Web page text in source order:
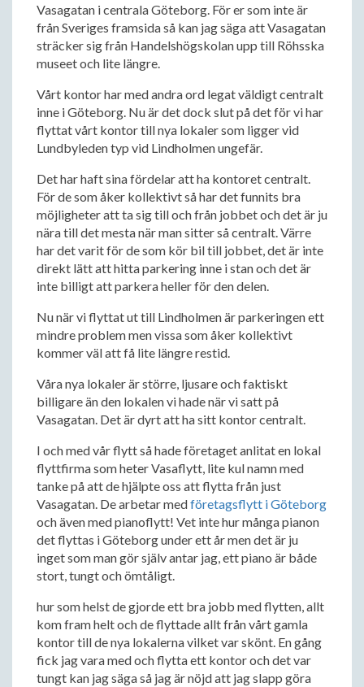
Vasagatan i centrala Göteborg. För er som inte är
från Sveriges framsida så kan jag säga att Vasagatan
sträcker sig från Handelshögskolan upp till Röhsska
museet och lite längre.
Vårt kontor har med andra ord legat väldigt centralt
inne i Göteborg. Nu är det dock slut på det för vi har
flyttat vårt kontor till nya lokaler som ligger vid
Lundbyleden typ vid Lindholmen ungefär.
Det har haft sina fördelar att ha kontoret centralt.
För de som åker kollektivt så har det funnits bra
möjligheter att ta sig till och från jobbet och det är ju
nära till det mesta när man sitter så centralt. Värre
har det varit för de som kör bil till jobbet, det är inte
direkt lätt att hitta parkering inne i stan och det är
inte billigt att parkera heller för den delen.
Nu när vi flyttat ut till Lindholmen är parkeringen ett
mindre problem men vissa som åker kollektivt
kommer väl att få lite längre restid.
Våra nya lokaler är större, ljusare och faktiskt
billigare än den lokalen vi hade när vi satt på
Vasagatan. Det är dyrt att ha sitt kontor centralt.
I och med vår flytt så hade företaget anlitat en lokal
flyttfirma som heter Vasaflytt, lite kul namn med
tanke på att de hjälpte oss att flytta från just
Vasagatan. De arbetar medföretagsflytt i Göteborg
och även med pianoflytt! Vet inte hur många pianon
det flyttas i Göteborg under ett år men det är ju
inget som man gör själv antar jag, ett piano är både
stort, tungt och ömtåligt.
hur som helst de gjorde ett bra jobb med flytten, allt
kom fram helt och de flyttade allt från vårt gamla
kontor till de nya lokalerna vilket var skönt. En gång
fick jag vara med och flytta ett kontor och det var
tungt kan jag säga så jag är nöjd att jag slapp göra